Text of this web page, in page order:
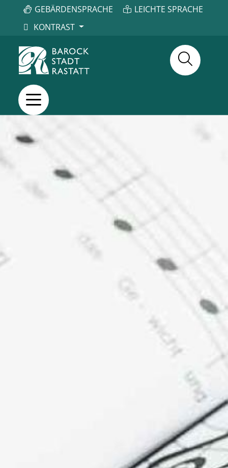
GEBÄRDENSPRACHE
LEICHTE SPRACHE
KONTRAST